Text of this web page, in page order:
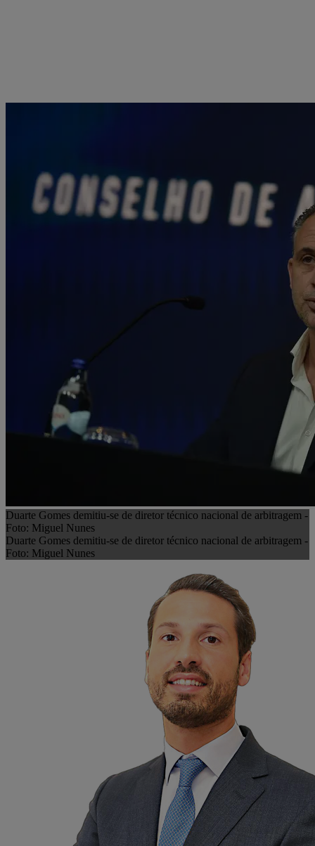
Duarte Gomes demitiu-se de diretor técnico nacional de arbitragem -
Foto: Miguel Nunes
Duarte Gomes demitiu-se de diretor técnico nacional de arbitragem -
Foto: Miguel Nunes